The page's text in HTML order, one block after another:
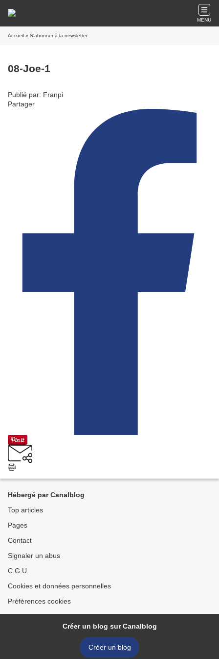
MENU
Accueil » S'abonner à la newsletter
08-Joe-1
Publié par: Franpi
Partager
Hébergé par Canalblog
Top articles
Pages
Contact
Signaler un abus
C.G.U.
Cookies et données personnelles
Préférences cookies
Créer un blog sur Canalblog
Créer un blog